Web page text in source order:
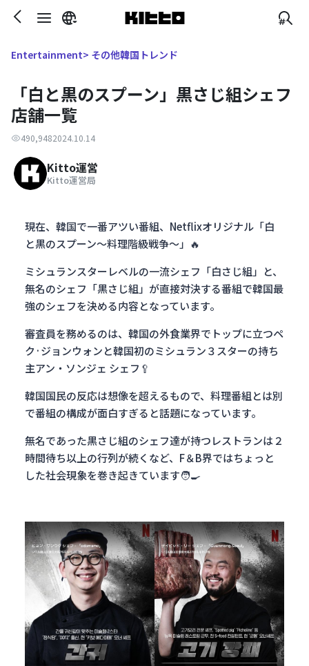
Entertainment> その他韓国トレンド
「白と黒のスプーン」黒さじ組シェフ
店舗一覧
490,9482024.10.14
Kitto運営
Kitto運営局
現在、韓国で一番アツい番組、Netflixオリジナル「白
と黒のスプーン〜料理階級戦争〜」🔥
ミシュランスターレベルの一流シェフ「白さじ組」と、
無名のシェフ「黒さじ組」が直接対決する番組で韓国最
強のシェフを決める内容となっています。
審査員を務めるのは、韓国の外食業界でトップに立つペ
ク·ジョンウォンと韓国初のミシュラン３スターの持ち
主アン・ソンジェ シェフ🥄
韓国国民の反応は想像を超えるもので、料理番組とは別
で番組の構成が面白すぎると話題になっています。
無名であった黒さじ組のシェフ達が持つレストランは２
時間待ち以上の行列が続くなど、F＆B界ではちょっと
した社会現象を巻き起きています🧑‍🍳